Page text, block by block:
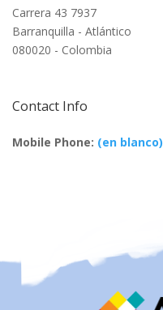
Carrera 43 7937
Barranquilla - Atlántico
080020 - Colombia
Contact Info
Mobile Phone: (en blanco)